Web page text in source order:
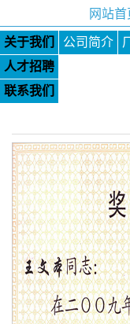
网站首
关于我们 公司简介
人才招聘
联系我们